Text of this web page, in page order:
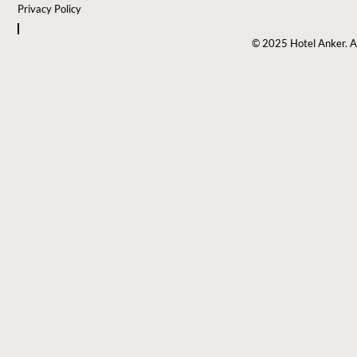
Privacy Policy
© 2025 Hotel Anker.